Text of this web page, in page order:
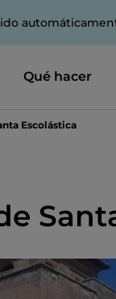
Qué hacer
Escolástica